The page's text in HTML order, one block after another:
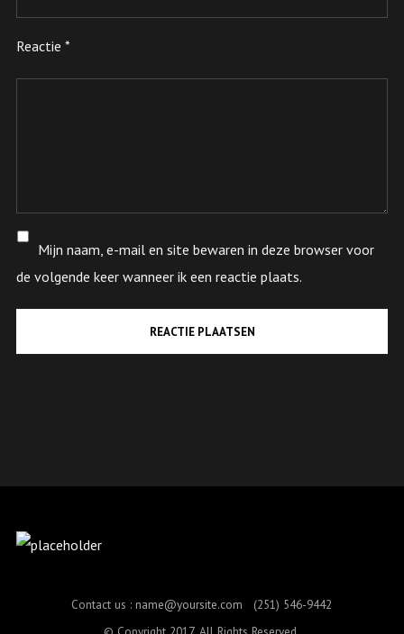
Reactie *
Mijn naam, e-mail en site bewaren in deze browser voor
de volgende keer wanneer ik een reactie plaats.
Contact us : name@yoursite.com (251) 546-9442